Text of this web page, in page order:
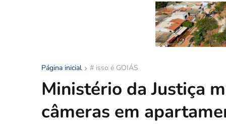
Página inicial # isso é GOIÁS
Ministério da Justiça
câmeras em